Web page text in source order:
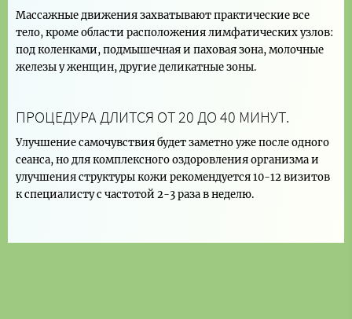
Массажные движения захватывают практические все
тело, кроме области расположения лимфатических узлов:
под коленками, подмышечная и паховая зона, молочные
железы у женщин, другие деликатные зоны.
ПРОЦЕДУРА ДЛИТСЯ ОТ 20 ДО 40 МИНУТ.
Улучшение самочувствия будет заметно уже после одного
сеанса, но для комплексного оздоровления организма и
улучшения структуры кожи рекомендуется 10-12 визитов
к специалисту с частотой 2-3 раза в неделю.